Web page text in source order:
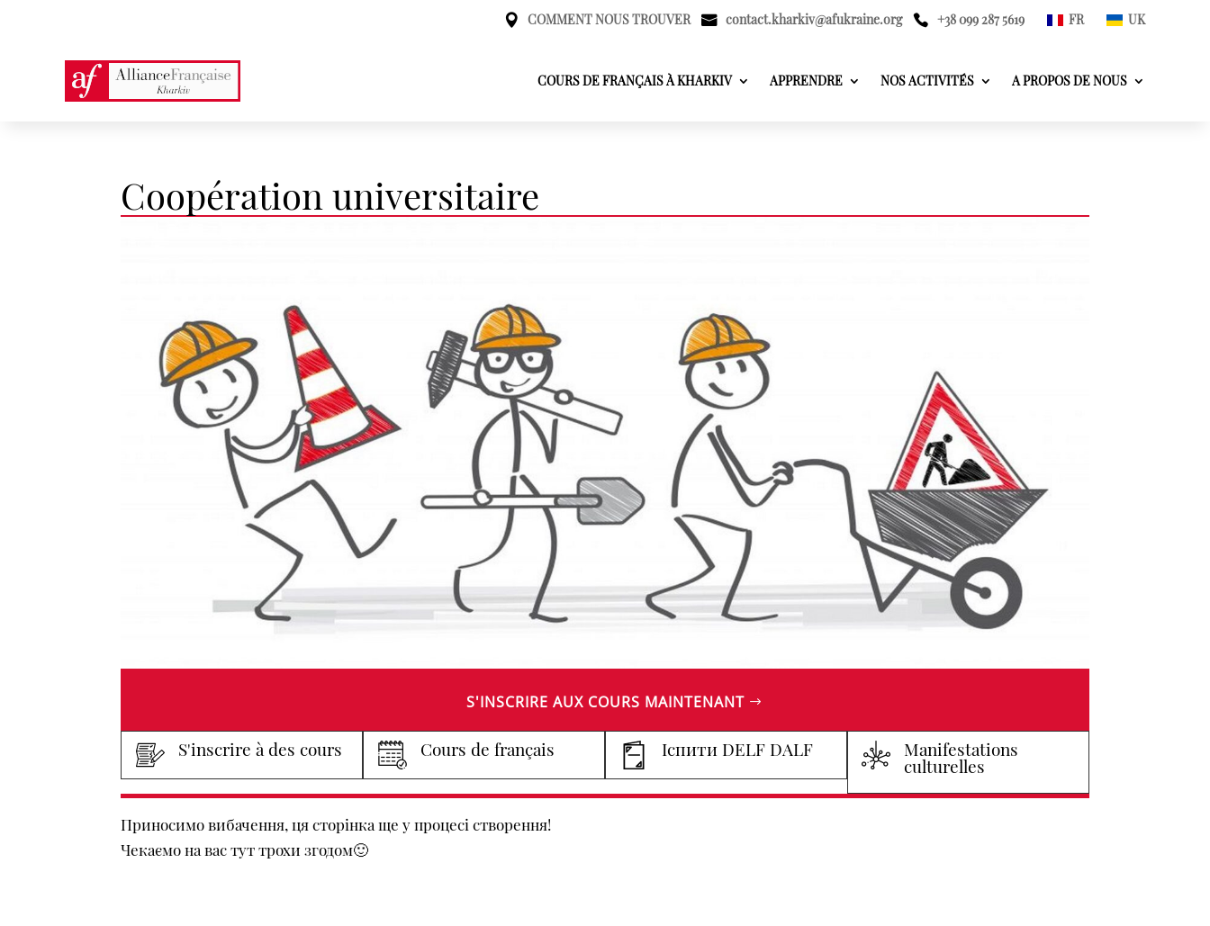
COMMENT NOUS TROUVER contact.kharkiv@afukraine.org +38 099 287 5619 FR UK
COURS DE FRANÇAIS À KHARKIV APPRENDRE NOS ACTIVITÉS A PROPOS DE NOUS
Coopération universitaire
S'INSCRIRE AUX COURS MAINTENANT
S'inscrire à des cours Cours de français Іспити DELF DALF Manifestations
culturelles
Приносимо вибачення, ця сторінка ще у процесі створення!
Чекаємо на вас тут трохи згодом🙂